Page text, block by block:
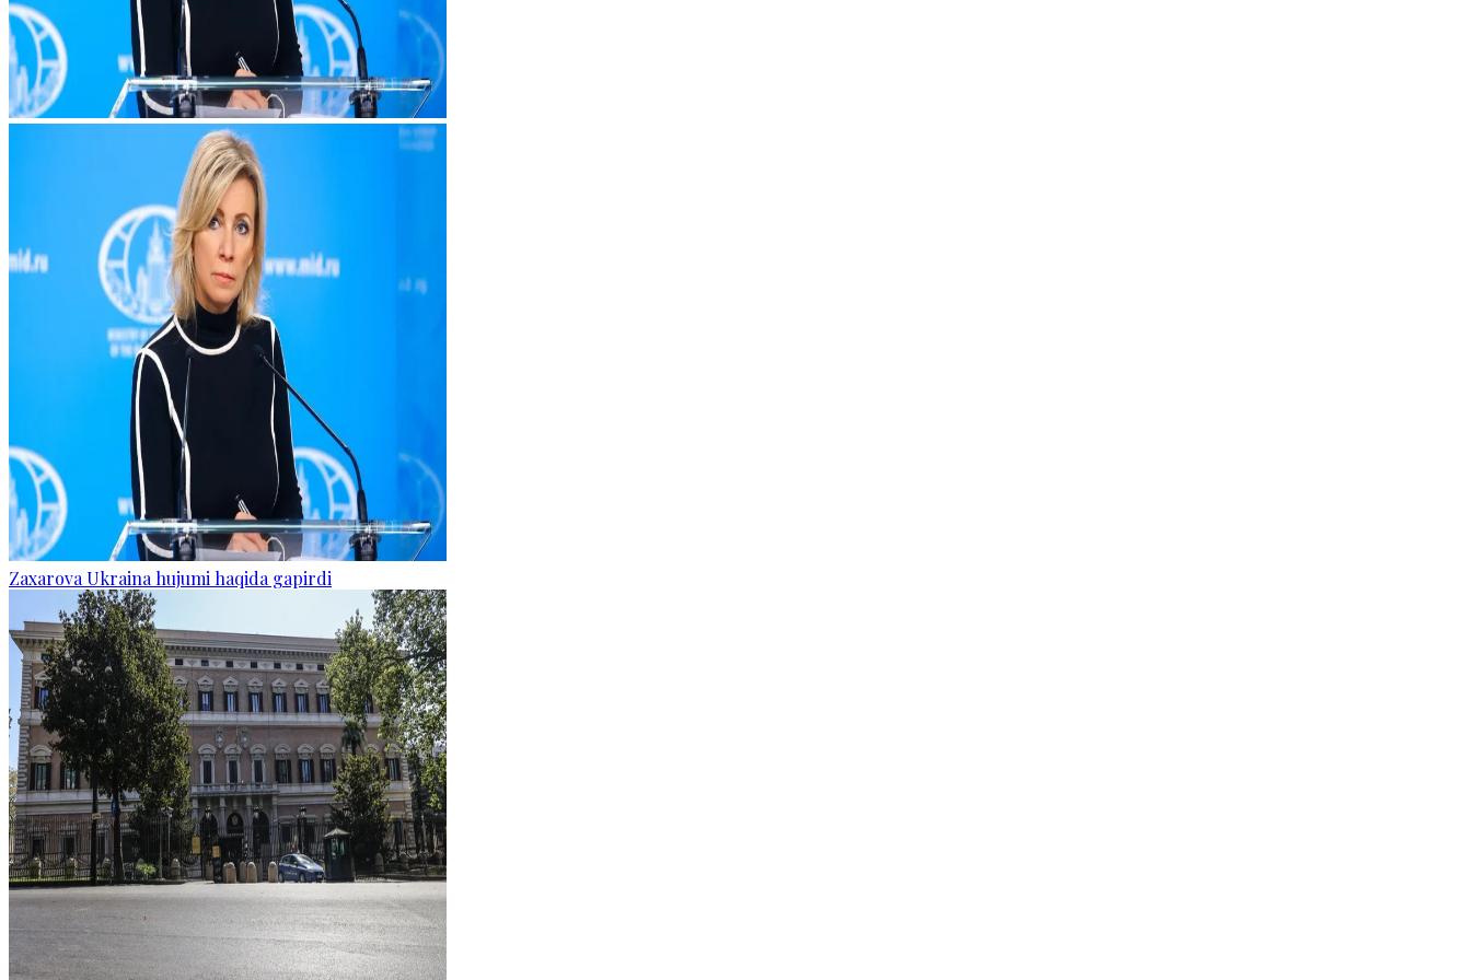
Zaxarova Ukraina hujumi haqida gapirdi